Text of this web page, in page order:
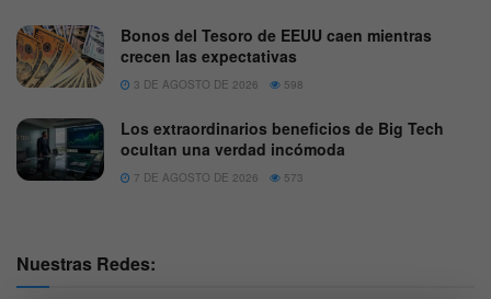
Bonos del Tesoro de EEUU caen mientras
crecen las expectativas
3 DE AGOSTO DE 2026 598
Los extraordinarios beneficios de Big Tech
ocultan una verdad incómoda
7 DE AGOSTO DE 2026 573
Nuestras Redes: